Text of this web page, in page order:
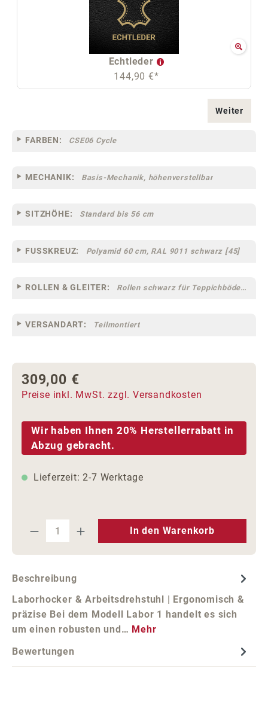
Echtleder
144,90 €*
Weiter
FARBEN: CSE06 Cycle
MECHANIK: Basis-Mechanik, höhenverstellbar
SITZHÖHE: Standard bis 56 cm
FUSSKREUZ: Polyamid 60 cm, RAL 9011 schwarz [45]
ROLLEN & GLEITER: Rollen schwarz für Teppichböden [12] (klein)
VERSANDART: Teilmontiert
Regulärer Preis:
309,00 €
Preise inkl. MwSt. zzgl. Versandkosten
Wir haben Ihnen 20% Herstellerrabatt in
Abzug gebracht.
Lieferzeit: 2-7 Werktage
Produkt Anzahl: Gib den
In den Warenkorb
Beschreibung
Laborhocker & Arbeitsdrehstuhl | Ergonomisch &
präzise Bei dem Modell Labor 1 handelt es sich
um einen robusten und… Mehr
Bewertungen